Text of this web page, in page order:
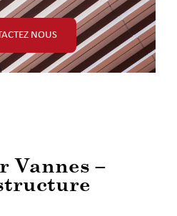
NOUS
Vannes –